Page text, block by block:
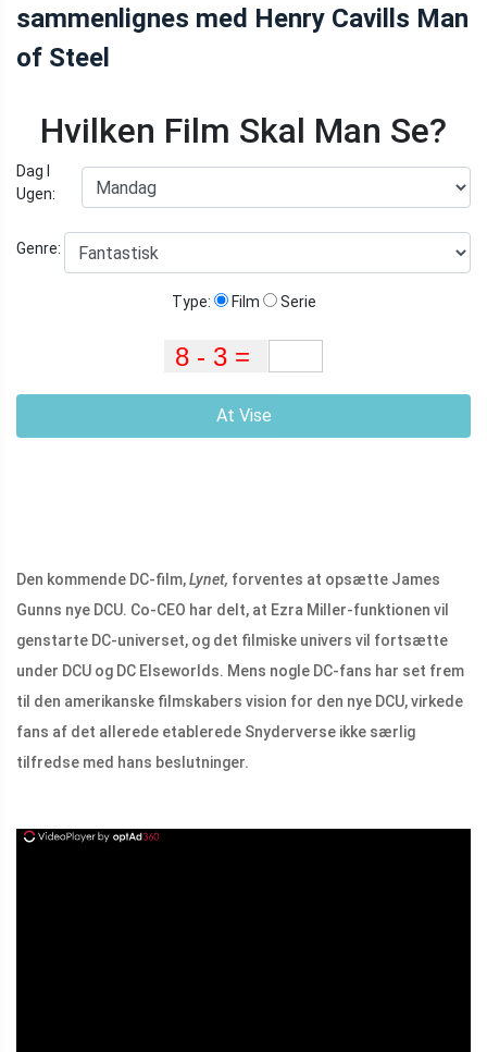
sammenlignes med Henry Cavills Man
of Steel
Hvilken Film Skal Man Se?
Dag I
Ugen:
Genre:
Type: Film Serie
At Vise
Den kommende DC-film,Lynet, forventes at opsætte James
Gunns nye DCU. Co-CEO har delt, at Ezra Miller-funktionen vil
genstarte DC-universet, og det filmiske univers vil fortsætte
under DCU og DC Elseworlds. Mens nogle DC-fans har set frem
til den amerikanske filmskabers vision for den nye DCU, virkede
fans af det allerede etablerede Snyderverse ikke særlig
tilfredse med hans beslutninger.